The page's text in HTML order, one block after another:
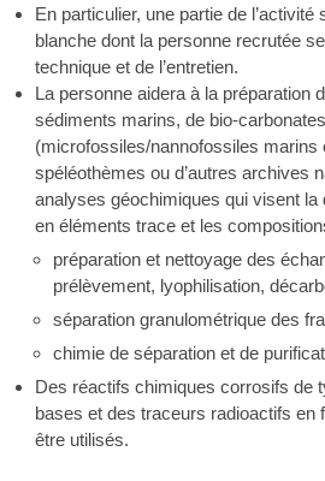
En particulier, une partie de l’activité
blanche dont la personne recrutée
technique et de l’entretien.
La personne aidera à la préparation
sédiments marins, de bio-carbonates
(microfossiles/nannofossiles marins
spéléothèmes ou d’autres archives
analyses géochimiques qui visent la
en éléments trace et les
préparation et nettoyage des
prélèvement, lyophilisation,
séparation granulométrique des
chimie de séparation et de
Des réactifs chimiques corrosifs de
bases et des traceurs radioactifs en
être utilisés.